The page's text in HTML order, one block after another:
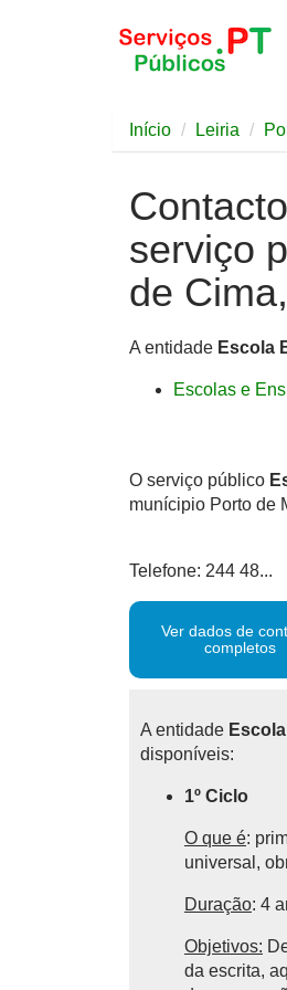
Início Leiria
serviço
de
A entidade Escola
Escolas e
O serviço público
munícipio Porto de
Telefone: 244 48...
Ver dados de
completos
A entidade
disponíveis:
1º Ciclo
O que é:
universal,
Duração: 4
Objetivos:
da escrita,